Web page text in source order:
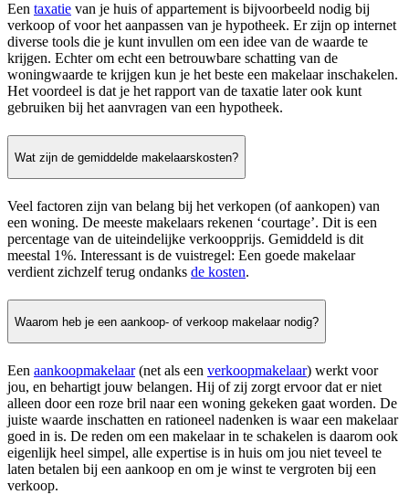
Een taxatie van je huis of appartement is bijvoorbeeld nodig bij
verkoop of voor het aanpassen van je hypotheek. Er zijn op internet
diverse tools die je kunt invullen om een idee van de waarde te
krijgen. Echter om echt een betrouwbare schatting van de
woningwaarde te krijgen kun je het beste een makelaar inschakelen.
Het voordeel is dat je het rapport van de taxatie later ook kunt
gebruiken bij het aanvragen van een hypotheek.
Wat zijn de gemiddelde makelaarskosten?
Veel factoren zijn van belang bij het verkopen (of aankopen) van
een woning. De meeste makelaars rekenen ‘courtage’. Dit is een
percentage van de uiteindelijke verkoopprijs. Gemiddeld is dit
meestal 1%. Interessant is de vuistregel: Een goede makelaar
verdient zichzelf terug ondanks de kosten.
Waarom heb je een aankoop- of verkoop makelaar nodig?
Een aankoopmakelaar(net als een verkoopmakelaar) werkt voor
jou, en behartigt jouw belangen. Hij of zij zorgt ervoor dat er niet
alleen door een roze bril naar een woning gekeken gaat worden. De
juiste waarde inschatten en rationeel nadenken is waar een makelaar
goed in is. De reden om een makelaar in te schakelen is daarom ook
eigenlijk heel simpel, alle expertise is in huis om jou niet teveel te
laten betalen bij een aankoop en om je winst te vergroten bij een
verkoop.